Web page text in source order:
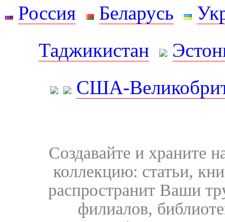
Россия Беларусь
Таджикистан
США-
Создавайте и храните
коллекцию: статьи,
распространит Ваши
филиалов,